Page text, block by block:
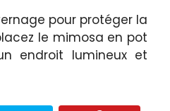
pour protéger la
le mimosa en pot
endroit lumineux et